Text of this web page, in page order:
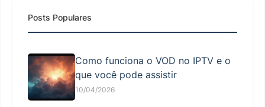
Posts Populares
Como funciona o VOD no IPTV e o
que você pode assistir
10/04/2026